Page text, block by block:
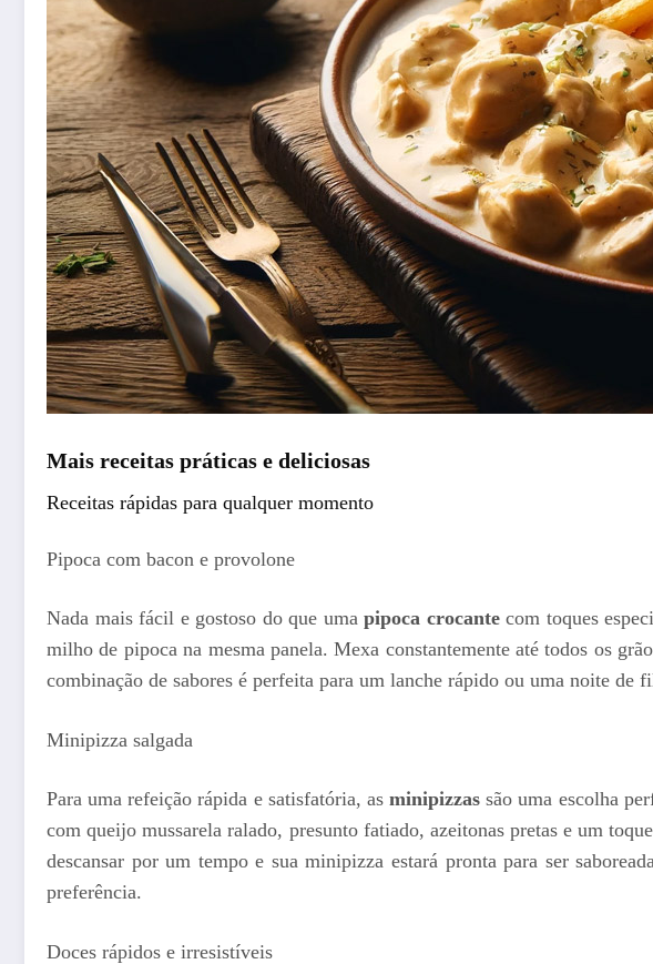
Mais receitas práticas e deliciosas
Receitas rápidas para qualquer momento
Pipoca com bacon e provolone
Nada mais fácil e gostoso do que umapipoca crocantecom toques
milho de pipoca na mesma panela. Mexa constantemente até todos os
combinação de sabores é perfeita para um lanche rápido ou uma noite de
Minipizza salgada
Para uma refeição rápida e satisfatória, asminipizzas são uma escolha
com queijo mussarela ralado, presunto fatiado, azeitonas pretas e um
descansar por um tempo e sua minipizza estará pronta para ser
preferência.
Doces rápidos e irresistíveis